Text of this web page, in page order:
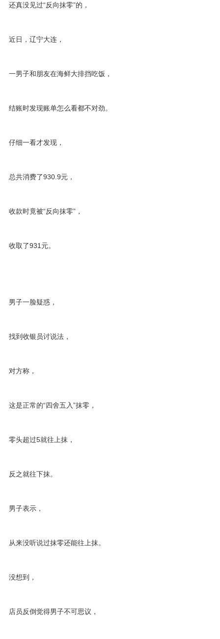
还真没见过“反向抹零”的，
近日，辽宁大连，
一男子和朋友在海鲜大排挡吃饭，
结账时发现账单怎么看都不对劲。
仔细一看才发现，
总共消费了930.9元，
收款时竟被“反向抹零”，
收取了931元。
男子一脸疑惑，
找到收银员讨说法，
对方称，
这是正常的“四舍五入”抹零，
零头超过5就往上抹，
反之就往下抹。
男子表示，
从来没听说过抹零还能往上抹。
没想到，
店员反倒觉得男子不可思议，